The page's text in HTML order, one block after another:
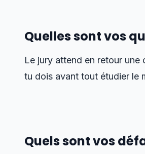
Quelles sont vos
Le jury attend en retour
tu dois avant tout étudier le
Quels sont vos